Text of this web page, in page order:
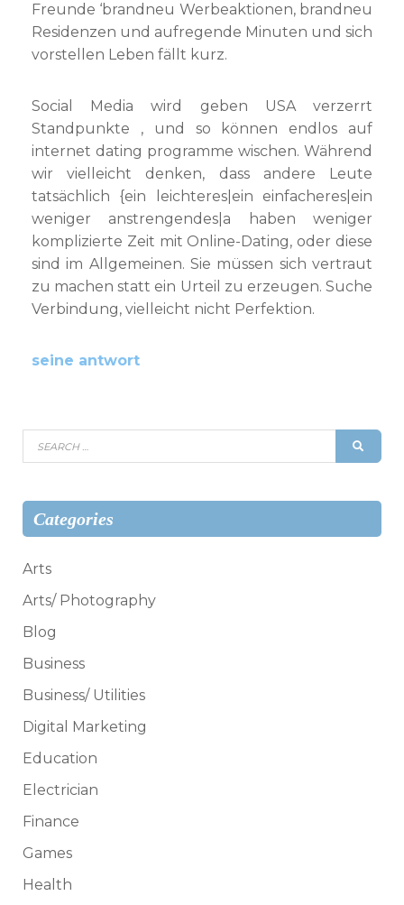
Freunde ‘brandneu Werbeaktionen, brandneu
Residenzen und aufregende Minuten und sich
vorstellen Leben fällt kurz.
Social Media wird geben USA verzerrt
Standpunkte , und so können endlos auf
internet dating programme wischen. Während
wir vielleicht denken, dass andere Leute
tatsächlich {ein leichteres|ein einfacheres|ein
weniger anstrengendes|a haben weniger
komplizierte Zeit mit Online-Dating, oder diese
sind im Allgemeinen. Sie müssen sich vertraut
zu machen statt ein Urteil zu erzeugen. Suche
Verbindung, vielleicht nicht Perfektion.
seine antwort
Search
for:
Categories
Arts
Arts/ Photography
Blog
Business
Business/ Utilities
Digital Marketing
Education
Electrician
Finance
Games
Health